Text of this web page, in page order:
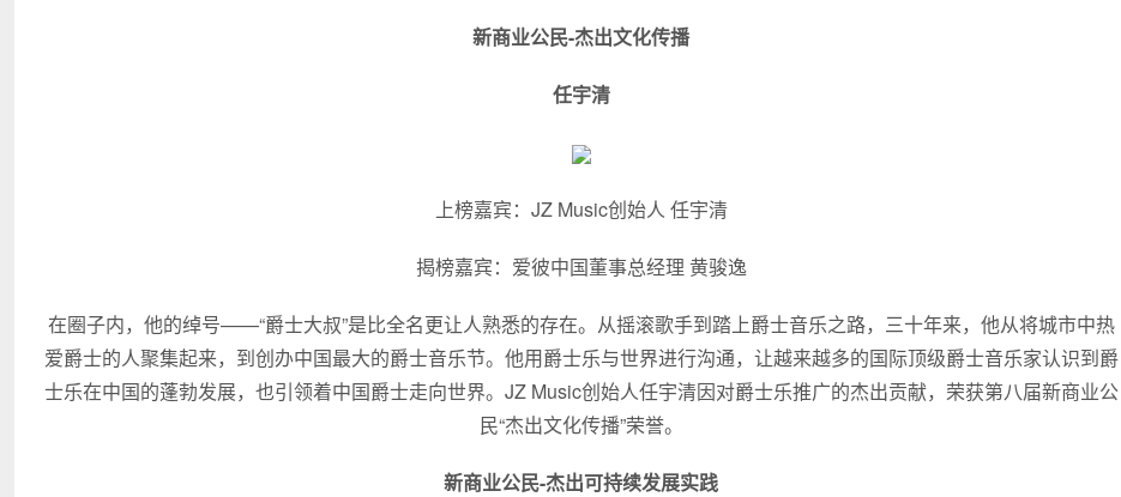
新商业公民-杰出文化传播
任宇清
上榜嘉宾：JZ Music创始人 任宇清
揭榜嘉宾：爱彼中国董事总经理 黄骏逸
在圈子内，他的绰号——“爵士大叔”是比全名更让人熟悉的存在。从摇滚歌手到踏上爵士音乐之路，三十年来，他从将城市中热
爱爵士的人聚集起来，到创办中国最大的爵士音乐节。他用爵士乐与世界进行沟通，让越来越多的国际顶级爵士音乐家认识到爵
士乐在中国的蓬勃发展，也引领着中国爵士走向世界。JZ Music创始人任宇清因对爵士乐推广的杰出贡献，荣获第八届新商业公
民“杰出文化传播”荣誉。
新商业公民-杰出可持续发展实践